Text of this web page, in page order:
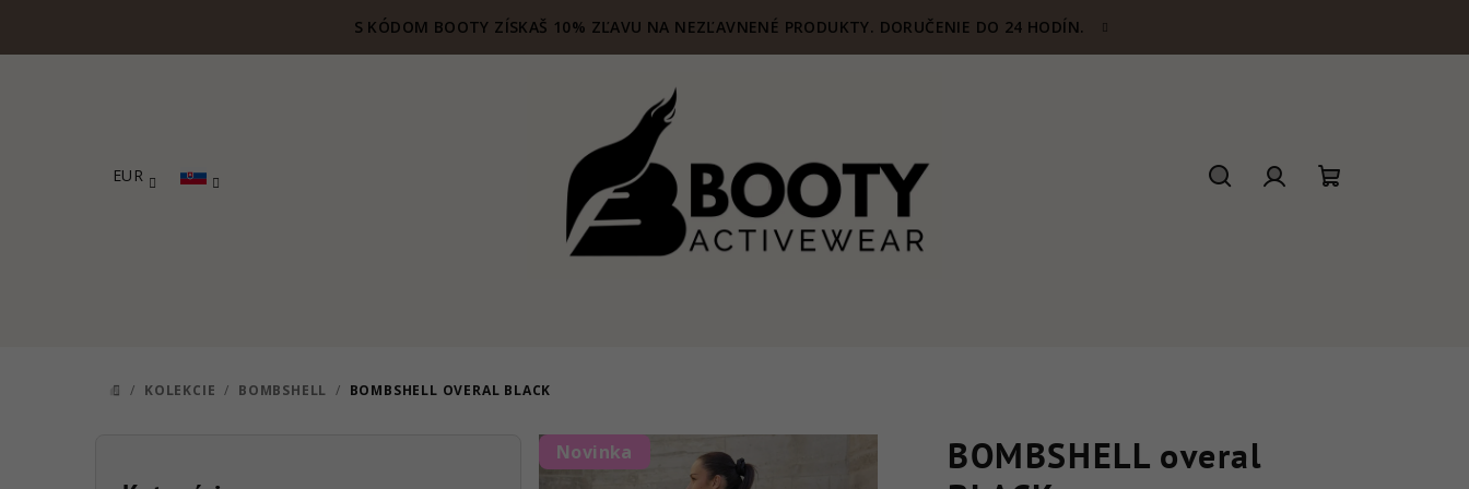
S KÓDOM BOOTY ZÍSKAŠ 10% ZĽAVU NA NEZĽAVNENÉ PRODUKTY. DORUČENIE DO 24 HODÍN.
EUR
DOMOV
/ KOLEKCIE / BOMBSHELL / BOMBSHELL OVERAL BLACK
BOMBSHELL overal
Novinka